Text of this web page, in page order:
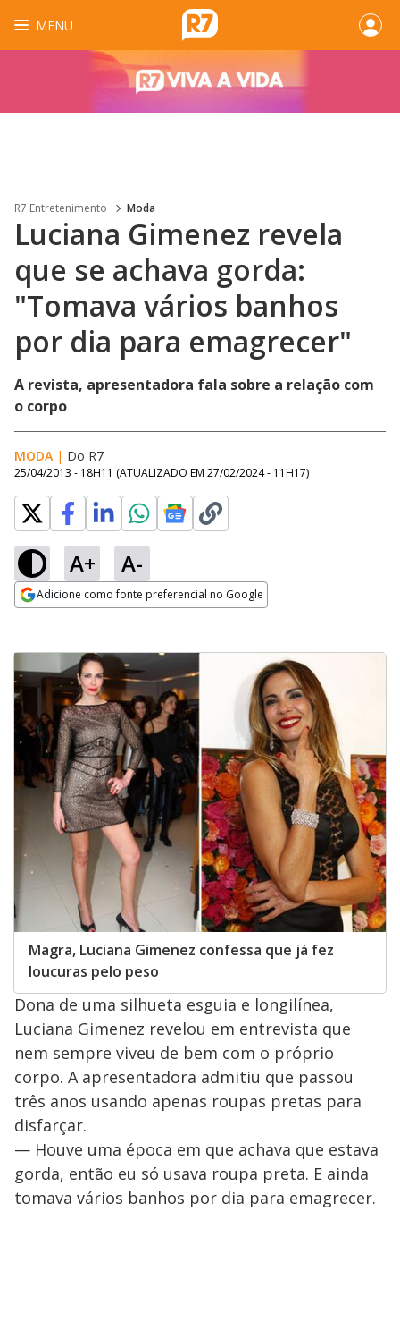
MENU
R7 Entretenimento Moda
Luciana Gimenez revela
que se achava gorda:
"Tomava vários banhos
por dia para emagrecer"
A revista, apresentadora fala sobre a relação com
o corpo
MODA | Do R7
25/04/2013 - 18H11 (ATUALIZADO EM 27/02/2024 - 11H17)
A+ A-
Adicione como fonte preferencial no Google
Magra, Luciana Gimenez confessa que já fez
loucuras pelo peso
Dona de uma silhueta esguia e longilínea,
Luciana Gimenez revelou em entrevista que
nem sempre viveu de bem com o próprio
corpo. A apresentadora admitiu que passou
três anos usando apenas roupas pretas para
disfarçar.
— Houve uma época em que achava que estava
gorda, então eu só usava roupa preta. E ainda
tomava vários banhos por dia para emagrecer.